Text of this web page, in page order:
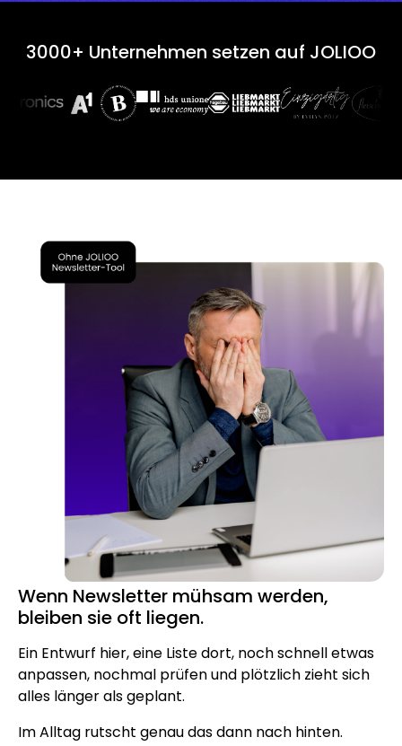
3000+ Unternehmen setzen auf JOLIOO
Wenn Newsletter mühsam werden,
bleiben sie oft liegen.
Ein Entwurf hier, eine Liste dort, noch schnell etwas
anpassen, nochmal prüfen und plötzlich zieht sich
alles länger als geplant.
Im Alltag rutscht genau das dann nach hinten.